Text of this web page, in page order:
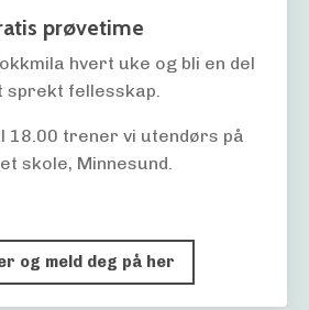
prøvetime
hvert uke og bli en del
sprekt fellesskap.
18.00 trener vi utendørs på
skole, Minnesund.
og meld deg på her